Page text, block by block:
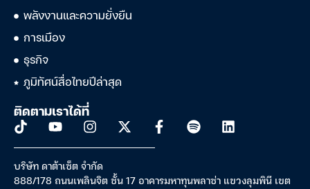
พลังงานและความยั่งยืน
การเมือง
ธุรกิจ
ภูมิทัศน์สื่อไทยปีล่าสุด
ติดตามเราได้ที่
บริษัท ดาต้าเซ็ต จำกัด
888/178 ถนนเพลินจิต ชั้น 17 อาคารมหาทุนพลาซ่า แขวงลุมพินี เขต